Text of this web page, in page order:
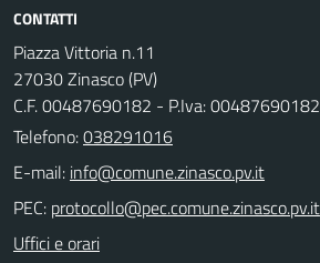
CONTATTI
Piazza Vittoria n.11
27030 Zinasco (PV)
C.F. 00487690182 - P.Iva: 00487690182
Telefono:038291016
E-mail:
PEC:
Uffici e orari